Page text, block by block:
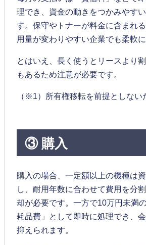
理でき、資金の動きをつかみやす
す。保守やトナーが料金に含まれ
用量が変わりやすい企業でも柔軟に
とはいえ、長く使うとリースより
もあるため注意が必要です。
（※1）所有権移転を前提としない
③ 購入
購入の場合、一定額以上の機種は
し、耐用年数に合わせて費用を分
却が必要です。一方で10万円未満
耗品費」として即時に処理でき、
抑えられます。